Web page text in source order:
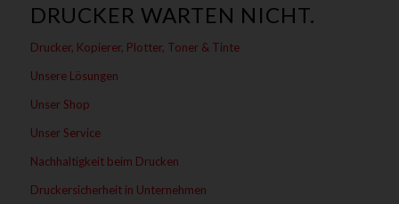
DRUCKER WARTEN NICHT.
Drucker, Kopierer, Plotter, Toner & Tinte
Unsere Lösungen
Unser Shop
Unser Service
Nachhaltigkeit beim Drucken
Druckersicherheit in Unternehmen